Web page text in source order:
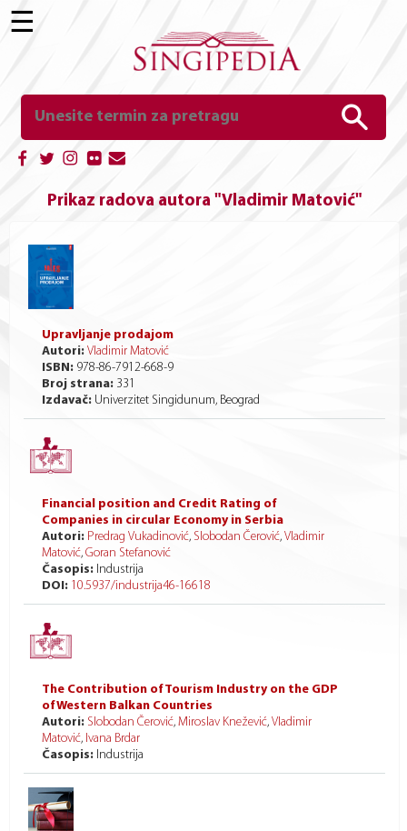
☰
Prikaz radova autora "Vladimir Matović"
Upravljanje prodajom
Autori: Vladimir Matović
ISBN: 978-86-7912-668-9
Broj strana: 331
Izdavač: Univerzitet Singidunum, Beograd
Financial position and Credit Rating of
Companies in circular Economy in Serbia
Autori: Predrag Vukadinović, Slobodan Čerović, Vladimir
Matović, Goran Stefanović
Časopis: Industrija
DOI: 10.5937/industrija46-16618
The Contribution of Tourism Industry on the GDP
of Western Balkan Countries
Autori: Slobodan Čerović, Miroslav Knežević, Vladimir
Matović, Ivana Brdar
Časopis: Industrija